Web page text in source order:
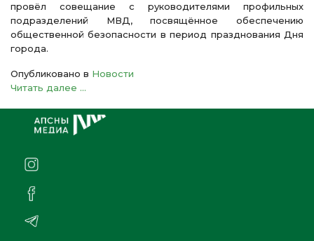
провёл совещание с руководителями профильных
подразделений МВД, посвящённое обеспечению
общественной безопасности в период празднования Дня
города.
Опубликовано в Новости
Читать далее ...